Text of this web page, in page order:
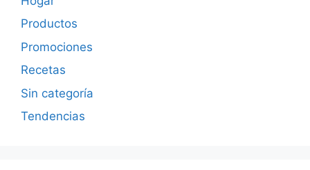
Productos
Promociones
Recetas
Sin categoría
Tendencias